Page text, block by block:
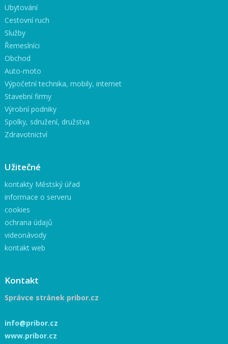
Ubytování
Cestovní ruch
Služby
Řemeslníci
Obchod
Auto-moto
Výpočetní technika, mobily, internet
Stavební firmy
Výrobní podniky
Spolky, sdružení, družstva
Zdravotnictví
Užitečné
kontakty Městský úřad
informace o serveru
cookies
ochrana údajů
videonávody
kontakt web
Kontakt
Správce stránek pribor.cz
info@pribor.cz
www.pribor.cz